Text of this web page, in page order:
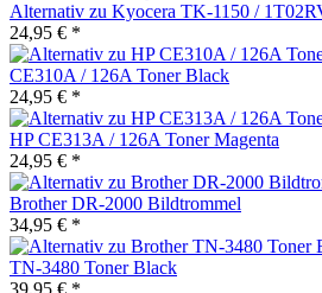
Alternativ zu Kyocera TK-1150 /
24,95 € *
CE310A / 126A Toner Black
24,95 € *
HP CE313A / 126A Toner Magenta
24,95 € *
Brother DR-2000 Bildtrommel
34,95 € *
TN-3480 Toner Black